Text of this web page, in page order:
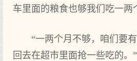
车里面的粮食也够我们吃一两
“一两个月不够，咱们要
回去在超市里面抢一些吃的。”